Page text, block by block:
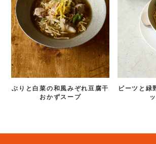
ぶりと白菜の和風みぞれ豆腐干
おかずスープ
ビーツと緑